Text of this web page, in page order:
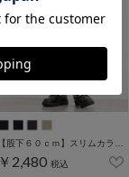
￥2,480 税込